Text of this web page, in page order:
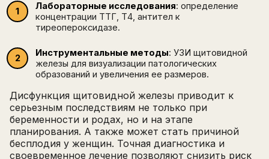
Лабораторные исследования: определение
концентрации ТТГ, Т4, антител к
тиреопероксидазе.
Инструментальные методы: УЗИ щитовидной
железы для визуализации патологических
образований и увеличения ее размеров.
Дисфункция щитовидной железы приводит к
серьезным последствиям не только при
беременности и родах, но и на этапе
планирования. А также может стать причиной
бесплодия у женщин. Точная диагностика и
своевременное лечение позволяют снизить риск